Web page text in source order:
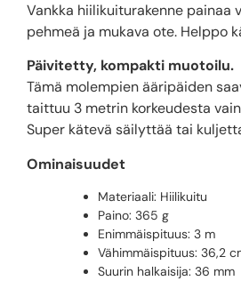
Vankka hiilikuiturakenne painaa
pehmeä ja mukava ote. Helppo
Päivitetty, kompakti muotoilu.
Tämä molempien ääripäiden
taittuu 3 metrin korkeudesta
Super kätevä säilyttää tai
Ominaisuudet
Materiaali: Hiilikuitu
Paino: 365 g
Enimmäispituus: 3 m
Vähimmäispituus: 36,2
Suurin halkaisija: 36 mm